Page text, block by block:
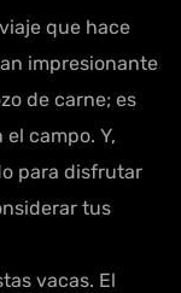
que hace
impresionante
de carne; es
campo. Y,
para disfrutar
tus
vacas. El